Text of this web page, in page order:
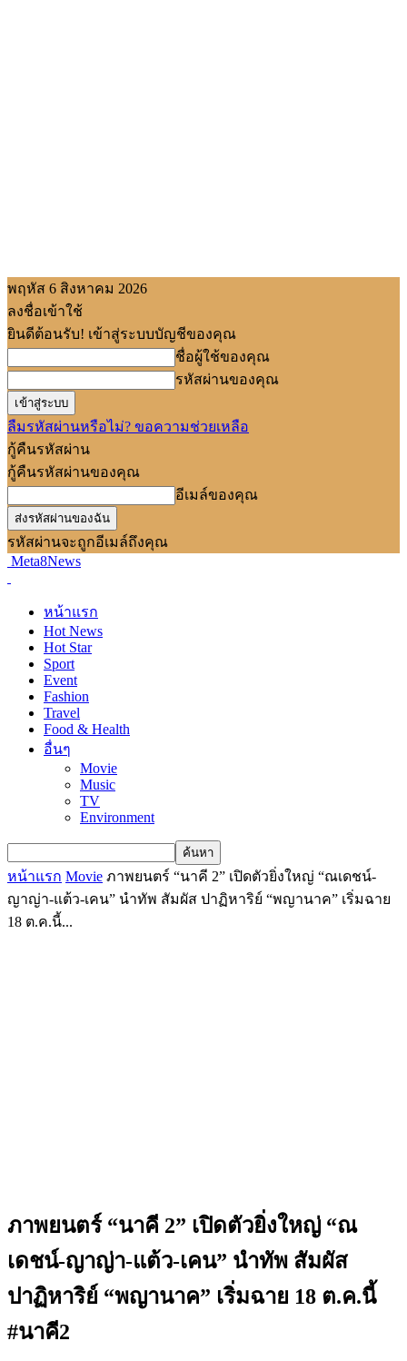
พฤหัส 6 สิงหาคม 2026
ลงชื่อเข้าใช้
ยินดีต้อนรับ! เข้าสู่ระบบบัญชีของคุณ
ชื่อผู้ใช้ของคุณ
รหัสผ่านของคุณ
ลืมรหัสผ่านหรือไม่? ขอความช่วยเหลือ
กู้คืนรหัสผ่าน
กู้คืนรหัสผ่านของคุณ
อีเมล์ของคุณ
รหัสผ่านจะถูกอีเมล์ถึงคุณ
Meta8News
หน้าแรก
Hot News
Hot Star
Sport
Event
Fashion
Travel
Food & Health
อื่นๆ
Movie
Music
TV
Environment
หน้าแรก Movie ภาพยนตร์ “นาคี 2” เปิดตัวยิ่งใหญ่ “ณเดชน์-
ญาญ่า-แต้ว-เคน” นำทัพ สัมผัส ปาฏิหาริย์ “พญานาค” เริ่มฉาย
18 ต.ค.นี้...
ภาพยนตร์ “นาคี 2” เปิดตัวยิ่งใหญ่ “ณ
เดชน์-ญาญ่า-แต้ว-เคน” นำทัพ สัมผัส
ปาฏิหาริย์ “พญานาค” เริ่มฉาย 18 ต.ค.นี้
#นาคี2